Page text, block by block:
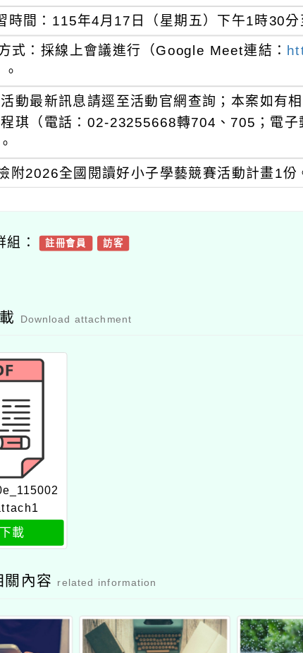
時間：115年4月17日（星期五）下午1時30分
式：採線上會議進行（Google Meet連結：
動最新訊息請逕至活動官網查詢；本案如有
琪（電話：02-23255668轉704、705；電
附2026全國閱讀好小子學藝競賽活動計畫1份
： 註冊會員 訪客
Download attachment
載
關內容 related information